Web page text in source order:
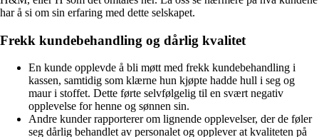
har å si om sin erfaring med dette selskapet.
Frekk kundebehandling og dårlig kvalitet
En kunde opplevde å bli møtt med frekk kundebehandling i
kassen, samtidig som klærne hun kjøpte hadde hull i seg og
maur i stoffet. Dette førte selvfølgelig til en svært negativ
opplevelse for henne og sønnen sin.
Andre kunder rapporterer om lignende opplevelser, der de føler
seg dårlig behandlet av personalet og opplever at kvaliteten på